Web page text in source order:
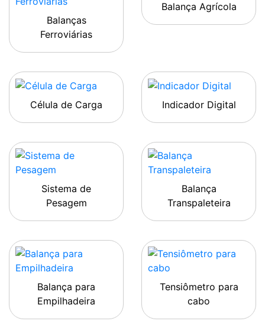
Balanças
Ferroviárias
Balança Agrícola
Célula de Carga Indicador Digital
Sistema de
Pesagem
Balança
Transpaleteira
Balança para
Empilhadeira
Tensiômetro para
cabo